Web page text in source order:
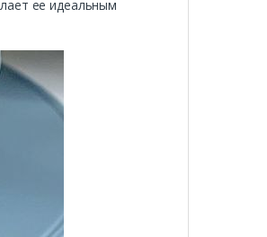
ее идеальным